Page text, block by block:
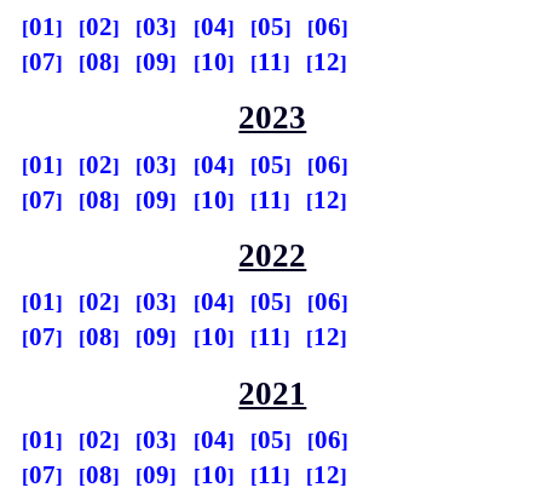
01 02 03 04 05
06
07
08 09 10 11 12
2023
01 02 03 04 05
06
07
08 09 10 11 12
2022
01 02 03 04 05
06
07
08 09 10 11 12
2021
01 02 03 04 05
06
07
08 09 10 11 12